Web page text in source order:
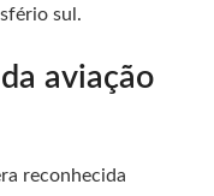
sul.
aviação
reconhecida